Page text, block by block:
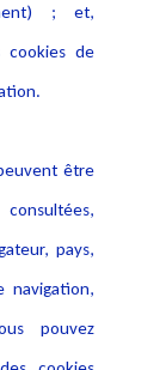
; et,
cookies de
être
pays,
navigation,
pouvez